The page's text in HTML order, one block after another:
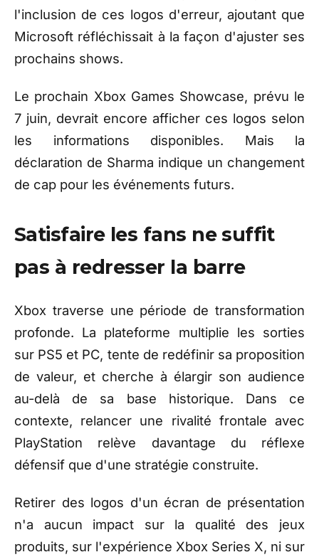
l'inclusion de ces logos d'erreur, ajoutant que
Microsoft réfléchissait à la façon d'ajuster ses
prochains shows.
Le prochain Xbox Games Showcase, prévu le
7 juin, devrait encore afficher ces logos selon
les informations disponibles. Mais la
déclaration de Sharma indique un changement
de cap pour les événements futurs.
Satisfaire les fans ne suffit
pas à redresser la barre
Xbox traverse une période de transformation
profonde. La plateforme multiplie les sorties
sur PS5 et PC, tente de redéfinir sa proposition
de valeur, et cherche à élargir son audience
au-delà de sa base historique. Dans ce
contexte, relancer une rivalité frontale avec
PlayStation relève davantage du réflexe
défensif que d'une stratégie construite.
Retirer des logos d'un écran de présentation
n'a aucun impact sur la qualité des jeux
produits, sur l'expérience Xbox Series X, ni sur